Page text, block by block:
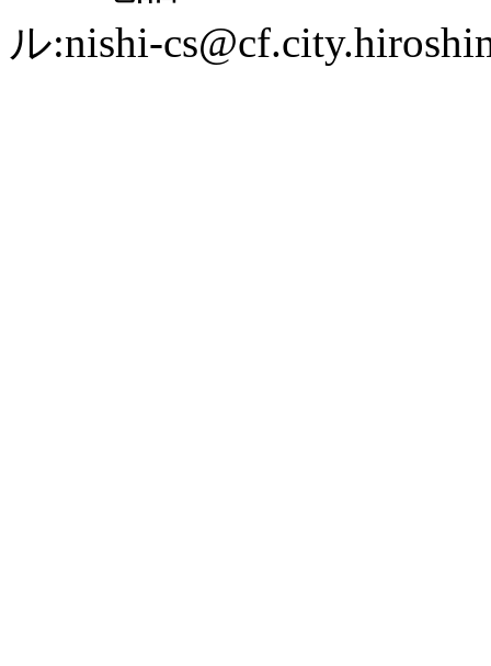
ル:nishi-